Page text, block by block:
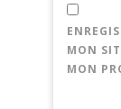
MON
MON